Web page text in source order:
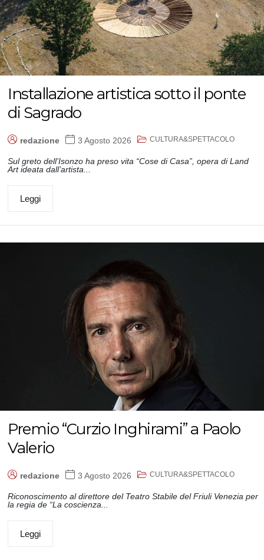
Installazione artistica sotto il ponte
di Sagrado
redazione 3 Agosto 2026 CULTURA&SPETTACOLO
Sul greto dell’Isonzo ha preso vita “Cose di Casa”, opera di Land
Art ideata dall’artista...
Leggi
Premio “Curzio Inghirami” a Paolo
Valerio
redazione 3 Agosto 2026 CULTURA&SPETTACOLO
Riconoscimento al direttore del Teatro Stabile del Friuli Venezia per
la regia de “La coscienza...
Leggi